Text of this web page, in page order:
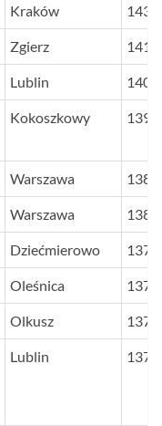
Kraków 1431
Zgierz 1411
Lublin 1407
Kokoszkowy 1398
Warszawa 1385
Warszawa 1380
Dziećmierowo 1375
Oleśnica 1373
Olkusz 1371
Lublin 1370